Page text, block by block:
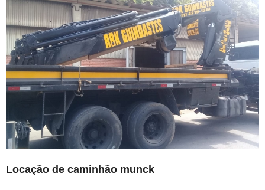
Locação de caminhão munck